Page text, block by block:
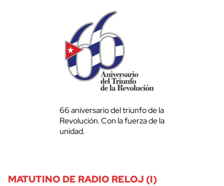
66 aniversario del triunfo de la
Revolución. Con la fuerza de la
unidad.
MATUTINO DE RADIO RELOJ (I)